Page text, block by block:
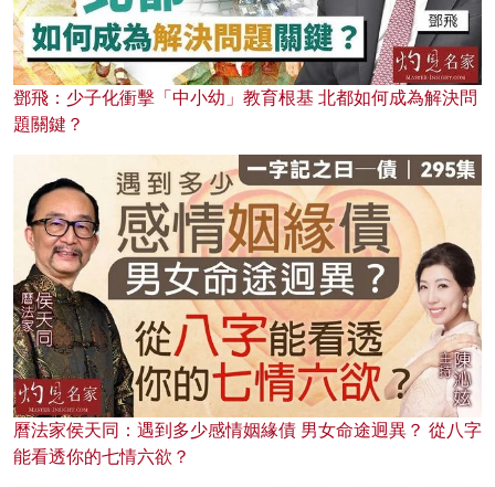
鄧飛：少子化衝擊「中小幼」教育根基 北都如何成為解決問
題關鍵？
曆法家侯天同：遇到多少感情姻緣債 男女命途迥異？ 從八字
能看透你的七情六欲？